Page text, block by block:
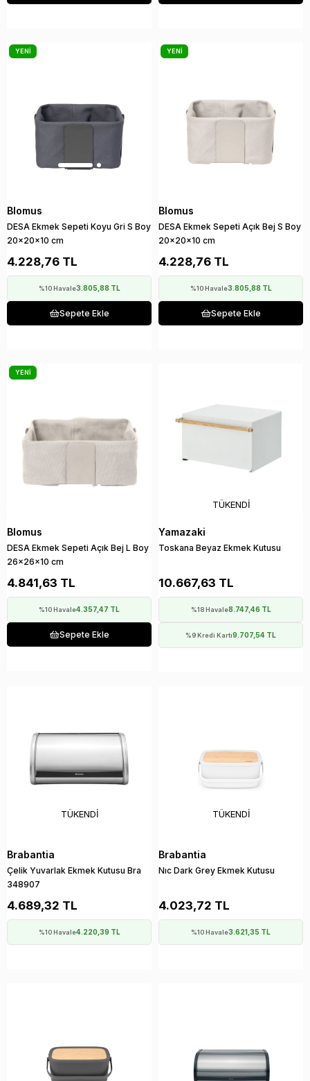
Blomus
DESA Ekmek Sepeti Koyu Gri S Boy
20x20x10 cm
4.228,76 TL
%10 Havale3.805,88 TL
Sepete Ekle
YENI
Blomus
DESA Ekmek Sepeti Açık Bej S Boy
20x20x10 cm
4.228,76 TL
%10 Havale3.805,88 TL
Sepete Ekle
YENI
Blomus
DESA Ekmek Sepeti Açık Bej L Boy
26x26x10 cm
4.841,63 TL
%10 Havale4.357,47 TL
Sepete Ekle
YENI
TÜKENDI
Yamazaki
Toskana Beyaz Ekmek Kutusu
10.667,63 TL
%18 Havale8.747,46 TL
%9 Kredi Kartı9.707,54 TL
TÜKENDI
Brabantia
Çelik Yuvarlak Ekmek Kutusu Bra
348907
4.689,32 TL
%10 Havale4.220,39 TL
TÜKENDI
Brabantia
Nıc Dark Grey Ekmek Kutusu
4.023,72 TL
%10 Havale3.621,35 TL